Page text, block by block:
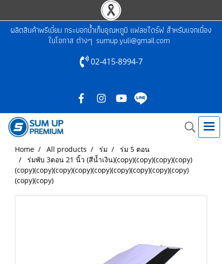
ผลิตสินค้าพรีเมี่ยม กระบอกน้ำเก็บอุณหภูมิ แฟลชไดร์ฟ สำหรับแจกเนื่อง
ในโอกาส ต่างๆ sumup.yuli@gmail.com
02-415-8994-7
Home All products ร่ม
ร่ม 5 ตอน
ร่มพับ 3ตอน 21 นิ้ว (สีน้ำเงิน)(copy)(copy)(copy)(copy)
(copy)(copy)(copy)(copy)(copy)(copy)(copy)(copy)(copy)
(copy)(copy)